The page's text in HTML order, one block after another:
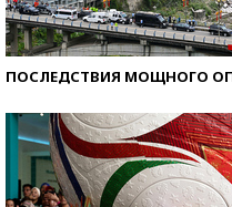
ПОСЛЕДСТВИЯ МОЩНОГО